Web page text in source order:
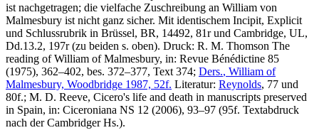
ist nachgetragen; die vielfache Zuschreibung an William von
Malmesbury ist nicht ganz sicher. Mit identischem Incipit, Explicit
und Schlussrubrik in Brüssel, BR, 14492, 81r und Cambridge, UL,
Dd.13.2, 197r (zu beiden s. oben). Druck: R. M. Thomson The
reading of William of Malmesbury, in: Revue Bénédictine 85
(1975), 362–402, bes. 372–377, Text 374; Ders., William of
Malmesbury, Woodbridge 1987, 52f. Literatur: Reynolds, 77 und
80f.; M. D. Reeve, Cicero's life and death in manuscripts preserved
in Spain, in: Ciceroniana NS 12 (2006), 93–97 (95f. Textabdruck
nach der Cambridger Hs.).